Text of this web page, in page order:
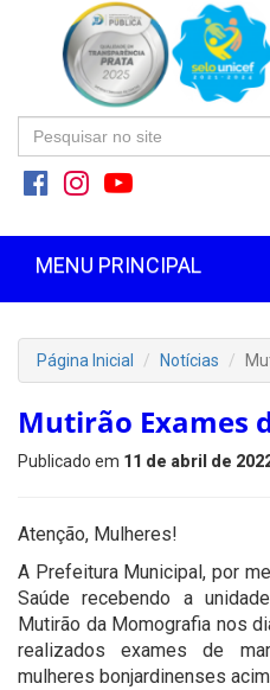
MENU PRINCIPAL
Página Inicial Notícias
Mutirão Exames
Publicado em 11 de abril de
Atenção, Mulheres!
A Prefeitura Municipal, por
Saúde recebendo a
Mutirão da Momografia nos
realizados exames de
mulheres bonjardinenses